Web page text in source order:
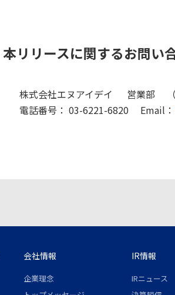
本リリースに関するお問い
株式会社エヌアイデイ 営業部 （
電話番号： 03-6221-6820 Email：
会社情報
企業理念
IR情報
IRニュース